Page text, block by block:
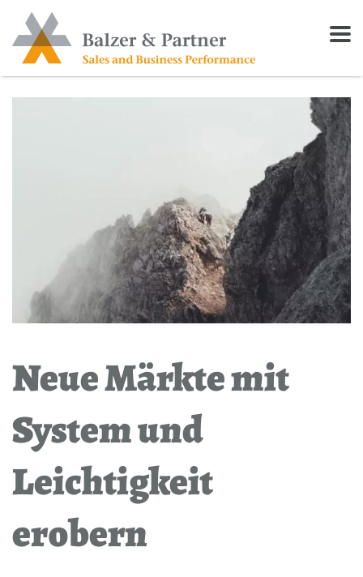
Neue Märkte mit
System und
Leichtigkeit
erobern